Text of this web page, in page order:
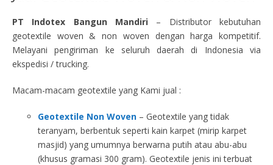
PT Indotex Bangun Mandiri – Distributor kebutuhan
geotextile woven & non woven dengan harga kompetitif.
Melayani pengiriman ke seluruh daerah di Indonesia via
ekspedisi / trucking.
Macam-macam geotextile yang Kami jual :
Geotextile Non Woven – Geotextile yang tidak
teranyam, berbentuk seperti kain karpet (mirip karpet
masjid) yang umumnya berwarna putih atau abu-abu
(khusus gramasi 300 gram). Geotextile jenis ini terbuat